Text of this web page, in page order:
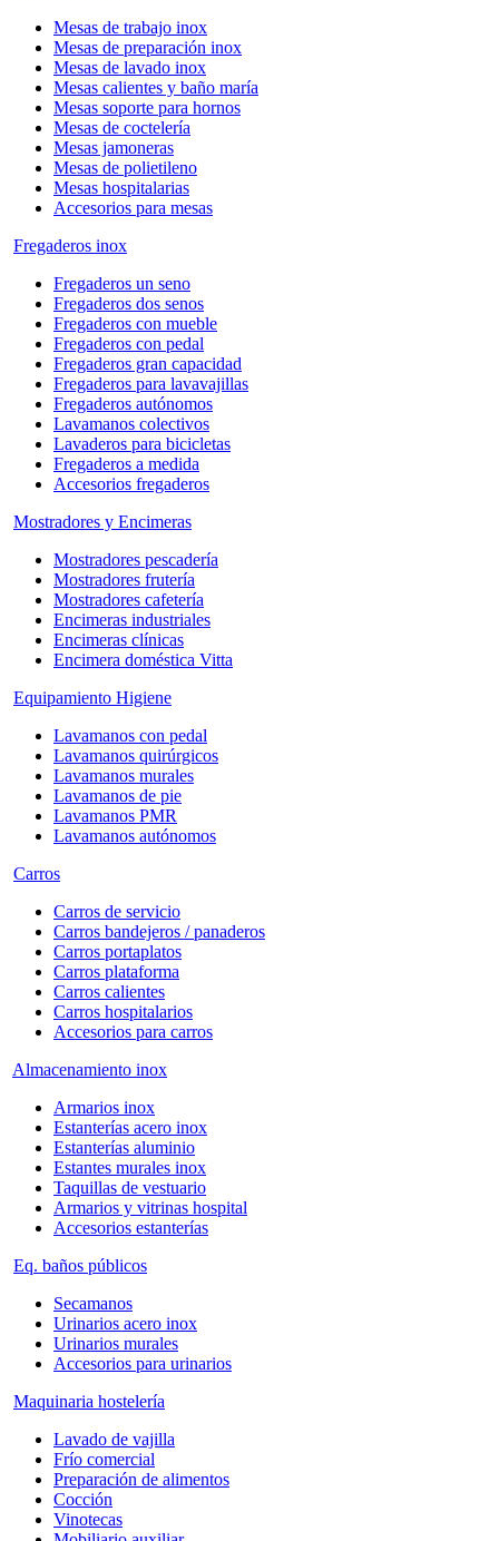
Mesas de trabajo inox
Mesas de preparación inox
Mesas de lavado inox
Mesas calientes y baño maría
Mesas soporte para hornos
Mesas de coctelería
Mesas jamoneras
Mesas de polietileno
Mesas hospitalarias
Accesorios para mesas
Fregaderos inox
Fregaderos un seno
Fregaderos dos senos
Fregaderos con mueble
Fregaderos con pedal
Fregaderos gran capacidad
Fregaderos para lavavajillas
Fregaderos autónomos
Lavamanos colectivos
Lavaderos para bicicletas
Fregaderos a medida
Accesorios fregaderos
Mostradores y Encimeras
Mostradores pescadería
Mostradores frutería
Mostradores cafetería
Encimeras industriales
Encimeras clínicas
Encimera doméstica Vitta
Equipamiento Higiene
Lavamanos con pedal
Lavamanos quirúrgicos
Lavamanos murales
Lavamanos de pie
Lavamanos PMR
Lavamanos autónomos
Carros
Carros de servicio
Carros bandejeros / panaderos
Carros portaplatos
Carros plataforma
Carros calientes
Carros hospitalarios
Accesorios para carros
Almacenamiento inox
Armarios inox
Estanterías acero inox
Estanterías aluminio
Estantes murales inox
Taquillas de vestuario
Armarios y vitrinas hospital
Accesorios estanterías
Eq. baños públicos
Secamanos
Urinarios acero inox
Urinarios murales
Accesorios para urinarios
Maquinaria hostelería
Lavado de vajilla
Frío comercial
Preparación de alimentos
Cocción
Vinotecas